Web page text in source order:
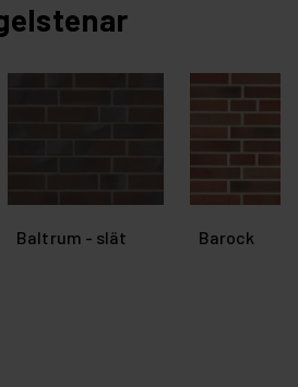
Baltrum - slät Barock